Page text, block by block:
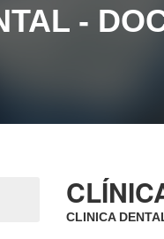
-
CLINICA